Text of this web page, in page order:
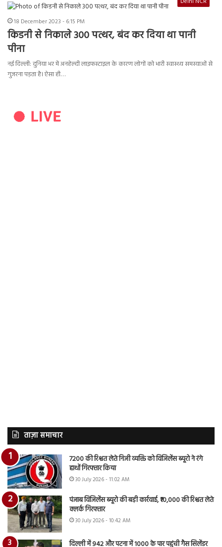
18 December 2023 - 6:15 PM
किडनी से निकाले 300 पत्थर, बंद कर दिया था पानी
पीना
नई दिल्ली: दुनिया भर में अनहेल्दी लाइफस्टाइल के कारण लोगों को भारी स्वास्थ्य समस्याओं से
गुजरना पड़ता है। ऐसा ही…
ताज़ा समाचार
7200 की रिश्वत लेते निजी व्यक्ति को विजिलेंस ब्यूरो ने रंगे
हाथों गिरफ्तार किया
30 July 2026 - 11:02 AM
पंजाब विजिलेंस ब्यूरो की बड़ी कार्रवाई, ₹10,000 की रिश्वत लेते
क्लर्क गिरफ्तार
30 July 2026 - 10:42 AM
दिल्ली में 942 और पटना में 1000 के पार पहुंची गैस सिलेंडर